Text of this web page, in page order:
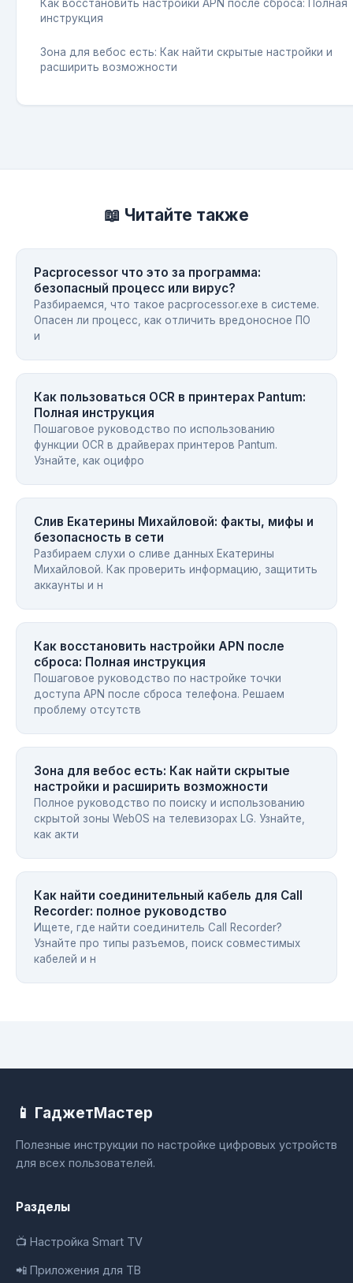
Как восстановить настройки APN после сброса: Полная
инструкция
Зона для вебос есть: Как найти скрытые настройки и
расширить возможности
📖 Читайте также
Pacprocessor что это за программа:
безопасный процесс или вирус?
Разбираемся, что такое pacprocessor.exe в системе.
Опасен ли процесс, как отличить вредоносное ПО
и
Как пользоваться OCR в принтерах Pantum:
Полная инструкция
Пошаговое руководство по использованию
функции OCR в драйверах принтеров Pantum.
Узнайте, как оцифро
Слив Екатерины Михайловой: факты, мифы и
безопасность в сети
Разбираем слухи о сливе данных Екатерины
Михайловой. Как проверить информацию, защитить
аккаунты и н
Как восстановить настройки APN после
сброса: Полная инструкция
Пошаговое руководство по настройке точки
доступа APN после сброса телефона. Решаем
проблему отсутств
Зона для вебос есть: Как найти скрытые
настройки и расширить возможности
Полное руководство по поиску и использованию
скрытой зоны WebOS на телевизорах LG. Узнайте,
как акти
Как найти соединительный кабель для Call
Recorder: полное руководство
Ищете, где найти соединитель Call Recorder?
Узнайте про типы разъемов, поиск совместимых
кабелей и н
📱 ГаджетМастер
Полезные инструкции по настройке цифровых устройств
для всех пользователей.
Разделы
📺 Настройка Smart TV
📲 Приложения для ТВ